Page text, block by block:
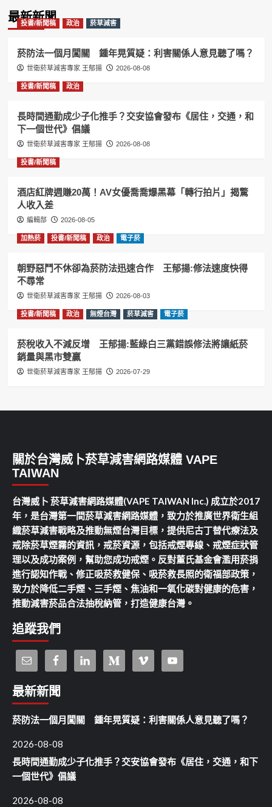
最新新聞
投書/新聞稿 政治 菸草減害
菸防法一個月闖關 鍾年晃質疑：利害關係人意見聽了嗎？
世衛菸草減害專家 王郁揚 2026-08-08
投書/新聞稿 政治
長時間通勤成少子化推手？交安協會發布《居住，交通，和
下一個世代》倡議
世衛菸草減害專家 王郁揚 2026-08-08
投書/新聞稿
酒店紅牌週賺20萬！AV女優喬喬爆黑幕「轉行拍片」揭驚
人收入差
編輯部 2026-08-05
加熱菸 投書/新聞稿 政治 電子菸
朝野惡鬥不休卻為菸防法迅速合作 王郁揚:修法速度快得
不尋常
世衛菸草減害專家 王郁揚 2026-08-03
投書/新聞稿 政治 無煙台灣 菸草減害 電子菸
菸稅收入不減反增 王郁揚:藍綠白三黨錯誤修法將讓紙菸
銷量與黑市雙贏
世衛菸草減害專家 王郁揚 2026-07-29
關於台灣威卜菸草減害網路媒體 VAPE
TAIWAN
台灣威卜 菸草減害網路媒體(VAPE TAIWAN Inc.) 成立於2017
年，是台灣第一間菸草減害網路媒體，致力於推廣世界衛生組
織菸草減害戰略及推動無煙台灣目標，提供尼古丁替代療法及
戒除菸草煙霧的資訊，戒菸資源，包括戒煙專線、戒煙症狀管
理以及成功案例，幫助您成功戒煙。反對董氏基金會濫用菸捐
進行認知作戰、修正吸菸救健保、吸菸救長照的衛福部政策，
致力於降低二手煙、三手煙、焦油和一氧化碳對健康的危害，
推動減害菸品合法抽稅納管，打造健康台灣。
追蹤我們
最新新聞
菸防法一個月闖關 鍾年晃質疑：利害關係人意見聽了嗎？
2026-08-08
長時間通勤成少子化推手？交安協會發布《居住，交通，和下
一個世代》倡議
2026-08-08